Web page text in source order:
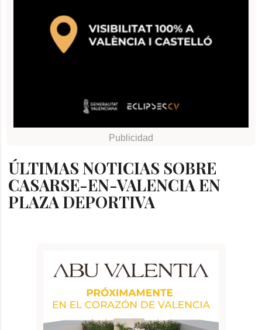
ÚLTIMAS NOTICIAS SOBRE
CASARSE-EN-VALENCIA EN
PLAZA DEPORTIVA